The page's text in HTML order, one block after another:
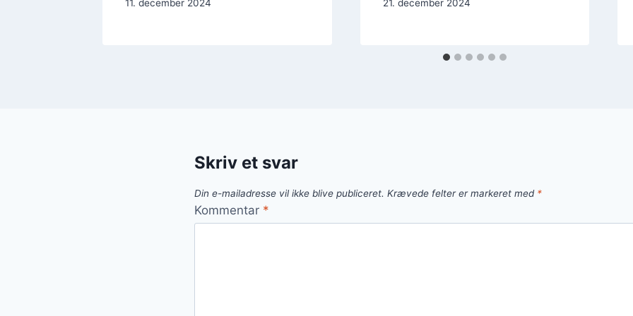
11. december 2024
21. december 2024
Skriv et svar
Din e-mailadresse vil ikke blive publiceret. Krævede felter er markeret med *
Kommentar *